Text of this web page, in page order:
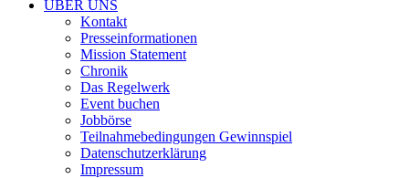
ÜBER UNS
Kontakt
Presseinformationen
Mission Statement
Chronik
Das Regelwerk
Event buchen
Jobbörse
Teilnahmebedingungen Gewinnspiel
Datenschutzerklärung
Impressum